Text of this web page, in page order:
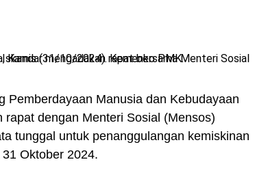
Pemberdayaan Manusia dan Kebudayaan
dengan Menteri Sosial (Mensos)
tunggal untuk penanggulangan kemiskinan
Oktober 2024.